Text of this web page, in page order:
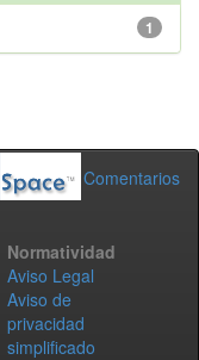
1
Comentarios
Normatividad
Aviso Legal
Aviso de
privacidad
simplificado